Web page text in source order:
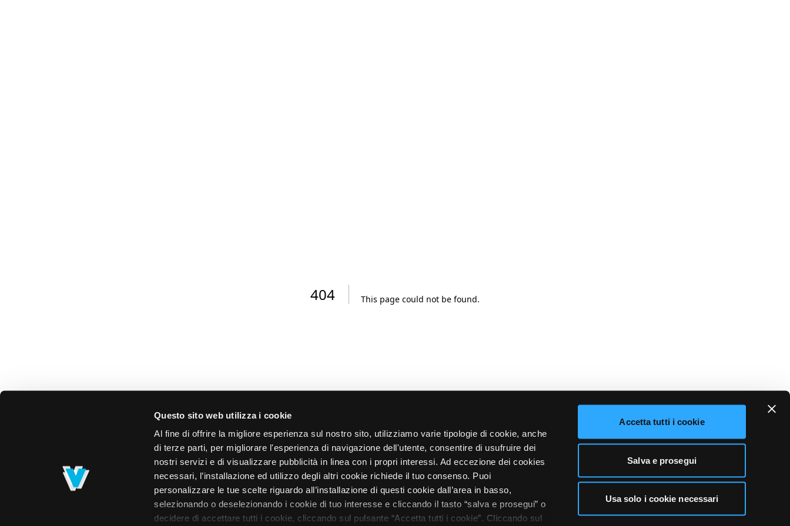
Questo sito web utilizza i cookie
Al fine di offrire la migliore esperienza sul nostro sito, utilizziamo varie tipologie di cookie, anche
di terze parti, per migliorare l'esperienza di navigazione dell'utente, consentire di usufruire dei
nostri servizi e di visualizzare pubblicità in linea con i propri interessi. Ad eccezione dei cookies
necessari, l’installazione ed utilizzo degli altri cookie richiede il tuo consenso. Puoi
personalizzare le tue scelte riguardo all’installazione di questi cookie dall’area in basso,
selezionando o deselezionando i cookie di tuo interesse e cliccando il tasto “salva e prosegui” o
decidere di accettare tutti i cookie, cliccando sul pulsante “Accetta tutti i cookie”. Cliccando sul
Accetta tutti i cookie
Salva e prosegui
Usa solo i cookie necessari
404 This page could not be found.